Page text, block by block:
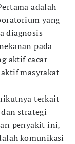
adalah
yang
diagnosis
pada
aktif cacar
masyrakat
terkait
strategi
penyakit ini,
komunikasi